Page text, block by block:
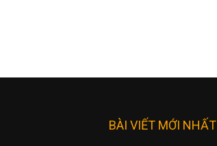
BÀI VIẾT MỚI NHẤT